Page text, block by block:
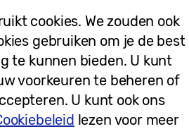
cookies. We zouden ook
gebruiken om je de best
te kunnen bieden. U kunt
voorkeuren te beheren of
U kunt ook ons
lezen voor meer